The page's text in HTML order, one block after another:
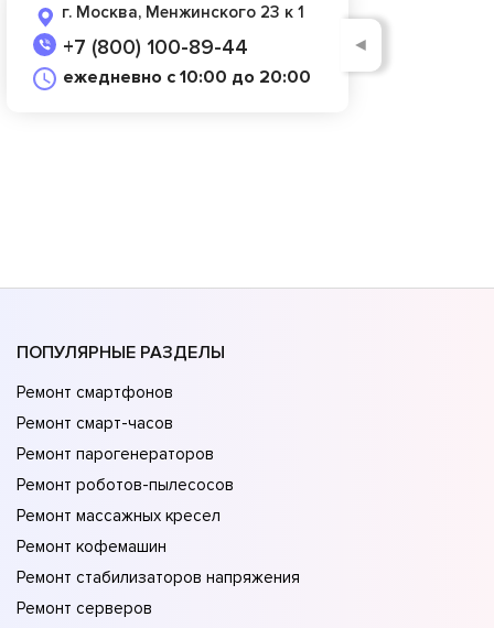
г. Москва, Менжинского 23 к 1
+7 (800) 100-89-44
ежедневно с 10:00 до 20:00
◄
ПОПУЛЯРНЫЕ РАЗДЕЛЫ
Ремонт смартфонов
Ремонт смарт-часов
Ремонт парогенераторов
Ремонт роботов-пылесосов
Ремонт массажных кресел
Ремонт кофемашин
Ремонт стабилизаторов напряжения
Ремонт серверов